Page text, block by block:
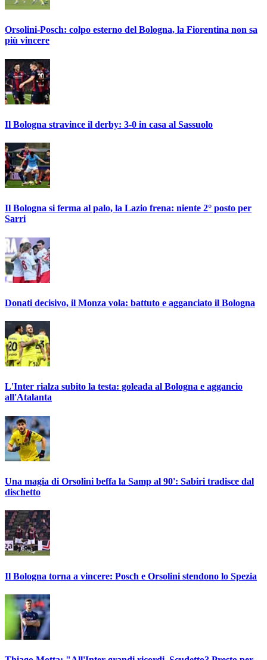
Orsolini-Posch: colpo esterno del Bologna, la Fiorentina non sa
più vincere
Il Bologna stravince il derby: 3-0 in casa al Sassuolo
Il Bologna si ferma al palo, la Lazio frena: niente 2° posto per
Sarri
Donati decisivo, il Monza vola: battuto e agganciato il Bologna
L'Inter rialza subito la testa: goleada al Bologna e aggancio
all'Atalanta
Una magia di Orsolini beffa la Samp al 90': Sabiri tradisce dal
dischetto
Il Bologna torna a vincere: Posch e Orsolini stendono lo Spezia